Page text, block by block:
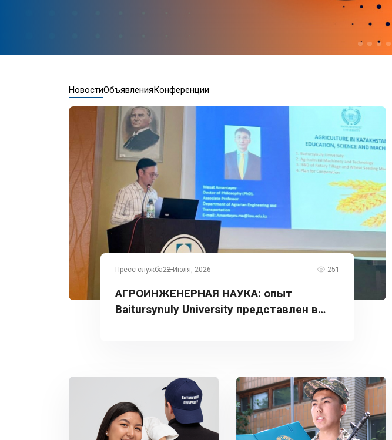
НовостиОбъявленияКонференции
Пресс служба22 Июля, 2026 251
АГРОИНЖЕНЕРНАЯ НАУКА: опыт
Baitursynuly University представлен в